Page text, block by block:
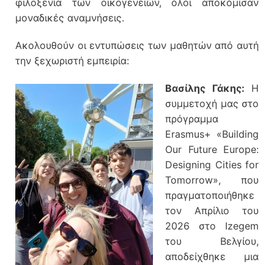
φιλοξενία των οικογενειών, όλοι αποκόμισαν
μοναδικές αναμνήσεις.
Ακολουθούν οι εντυπώσεις των μαθητών από αυτή
την ξεχωριστή εμπειρία:
Βασίλης Γάκης: Η
συμμετοχή μας στο
πρόγραμμα
Erasmus+ «Building
Our Future Europe:
Designing Cities for
Tomorrow», που
πραγματοποιήθηκε
τον Απρίλιο του
2026 στο Izegem
του Βελγίου,
αποδείχθηκε μια